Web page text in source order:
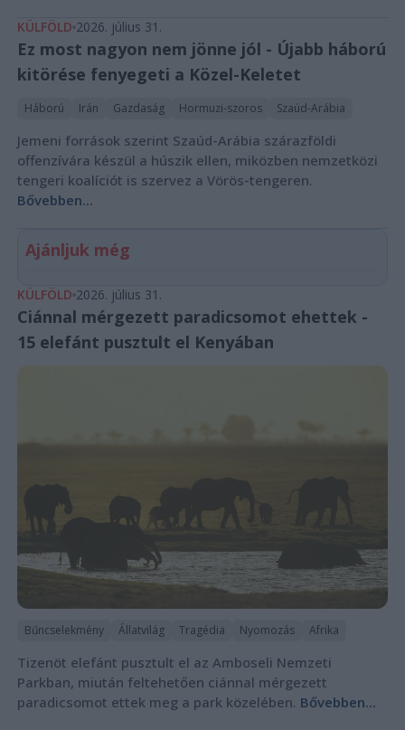
KÜLFÖLD 2026. július 31.
Ez most nagyon nem jönne jól - Újabb háború
kitörése fenyegeti a Közel-Keletet
Háború Irán Gazdaság Hormuzi-szoros Szaúd-Arábia
Jemeni források szerint Szaúd-Arábia szárazföldi
offenzívára készül a húszik ellen, miközben nemzetközi
tengeri koalíciót is szervez a Vörös-tengeren.
Bővebben...
Ajánljuk még
KÜLFÖLD 2026. július 31.
Ciánnal mérgezett paradicsomot ehettek -
15 elefánt pusztult el Kenyában
Bűncselekmény Állatvilág Tragédia Nyomozás Afrika
Tizenöt elefánt pusztult el az Amboseli Nemzeti
Parkban, miután feltehetően ciánnal mérgezett
paradicsomot ettek meg a park közelében. Bővebben...